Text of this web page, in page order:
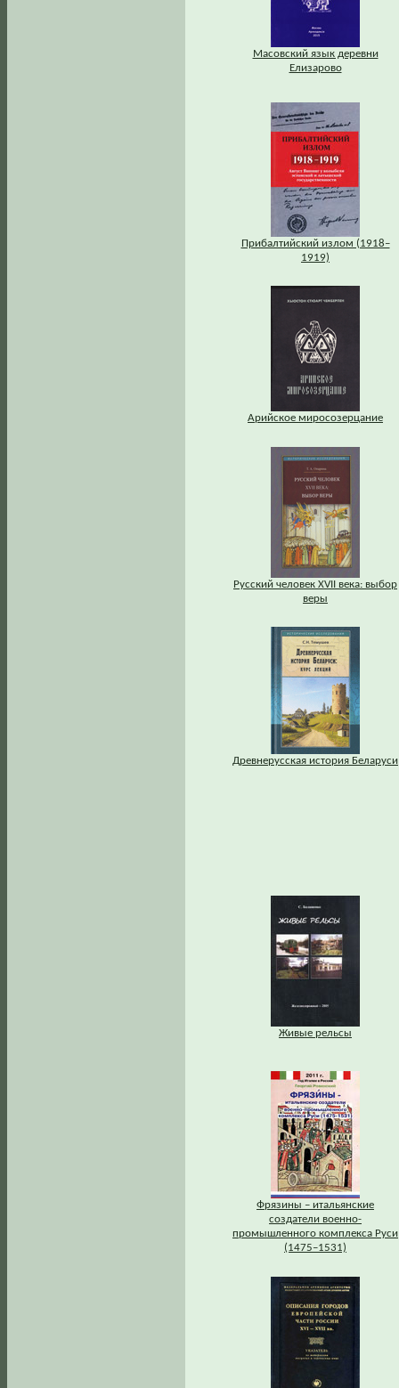
Масовский язык деревни
Елизарово
Прибалтийский излом (1918–
1919)
Арийское миросозерцание
Русский человек XVII века: выбор
веры
Древнерусская история Беларуси
Живые рельсы
Фрязины – итальянские
создатели военно-
промышленного комплекса Руси
(1475–1531)